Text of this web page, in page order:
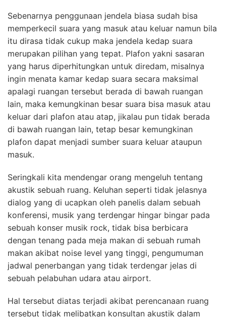
Sebenarnya penggunaan jendela biasa sudah bisa
memperkecil suara yang masuk atau keluar namun bila
itu dirasa tidak cukup maka jendela kedap suara
merupakan pilihan yang tepat. Plafon yakni sasaran
yang harus diperhitungkan untuk diredam, misalnya
ingin menata kamar kedap suara secara maksimal
apalagi ruangan tersebut berada di bawah ruangan
lain, maka kemungkinan besar suara bisa masuk atau
keluar dari plafon atau atap, jikalau pun tidak berada
di bawah ruangan lain, tetap besar kemungkinan
plafon dapat menjadi sumber suara keluar ataupun
masuk.
Seringkali kita mendengar orang mengeluh tentang
akustik sebuah ruang. Keluhan seperti tidak jelasnya
dialog yang di ucapkan oleh panelis dalam sebuah
konferensi, musik yang terdengar hingar bingar pada
sebuah konser musik rock, tidak bisa berbicara
dengan tenang pada meja makan di sebuah rumah
makan akibat noise level yang tinggi, pengumuman
jadwal penerbangan yang tidak terdengar jelas di
sebuah pelabuhan udara atau airport.
Hal tersebut diatas terjadi akibat perencanaan ruang
tersebut tidak melibatkan konsultan akustik dalam